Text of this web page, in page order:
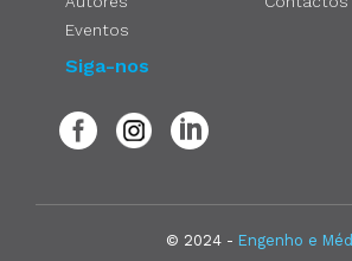
Eventos
Siga-nos
© 2024 - Engenho e